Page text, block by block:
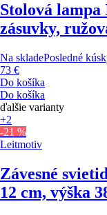
Stolová lampa
zásuvky,
Na skladePosledné
73 €
Do košíka
Do košíka
ďalšie varianty
+2
-21 %
Leitmotiv
Závesné
12 cm, výška